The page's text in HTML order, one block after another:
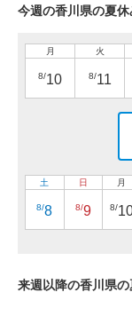
今週の香川県の夏
月
8/10
火
8/11
土
8/8
日
8/9
月
8/
来週以降の香川県